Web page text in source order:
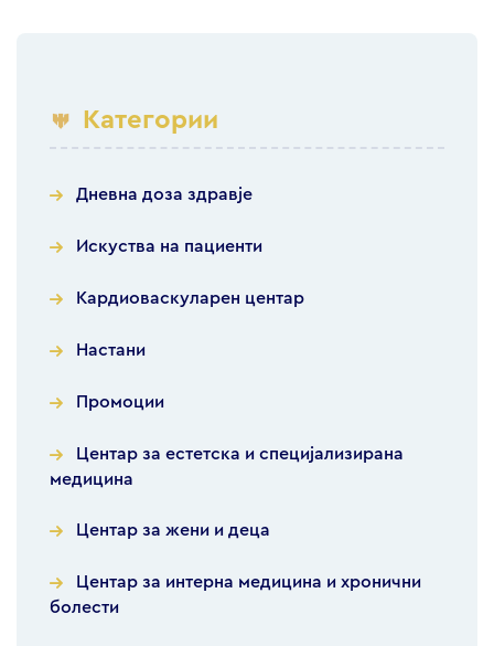
Категории
Дневна доза здравје
Искуства на пациенти
Кардиоваскуларен центар
Настани
Промоции
Центар за естетска и специјализирана
медицина
Центар за жени и деца
Центар за интерна медицина и хронични
болести